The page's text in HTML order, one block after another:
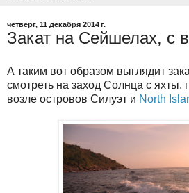
четверг, 11 декабря 2014 г.
Закат на Сейшелах, с
А таким вот образом выглядит
смотреть на заход Солнца с яхты,
возле островов Силуэт и North